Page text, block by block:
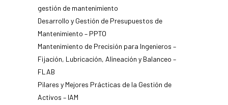
gestión de mantenimiento
Desarrollo y Gestión de Presupuestos de
Mantenimiento – PPTO
Mantenimiento de Precisión para Ingenieros –
Fijación, Lubricación, Alineación y Balanceo –
FLAB
Pilares y Mejores Prácticas de la Gestión de
Activos – IAM